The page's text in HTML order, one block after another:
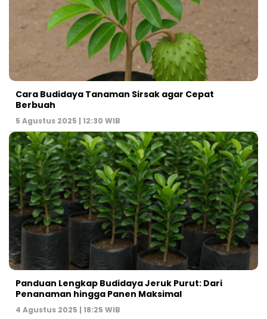
Cara Budidaya Tanaman Sirsak agar Cepat
Berbuah
5 Agustus 2025 | 12:30 WIB
Panduan Lengkap Budidaya Jeruk Purut: Dari
Penanaman hingga Panen Maksimal
4 Agustus 2025 | 18:25 WIB